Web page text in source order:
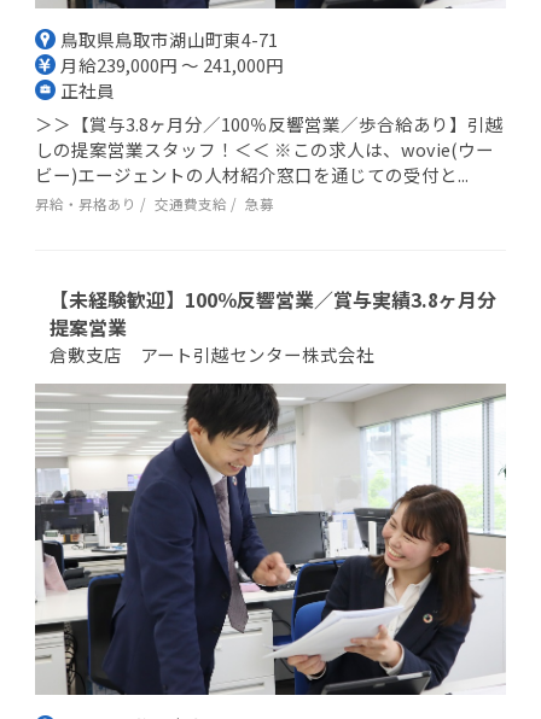
鳥取県鳥取市湖山町東4-71
月給239,000円 ～ 241,000円
正社員
＞＞【賞与3.8ヶ月分／100％反響営業／歩合給あり】引越
しの提案営業スタッフ！＜＜ ※この求人は、wovie(ウー
ビー)エージェントの人材紹介窓口を通じての受付と...
昇給・昇格あり 交通費支給 急募
【未経験歓迎】100％反響営業／賞与実績3.8ヶ月分
提案営業
倉敷支店 アート引越センター株式会社